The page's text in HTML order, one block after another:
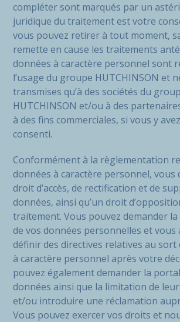
compléter sont marqués par un
juridique du traitement est votre
vous pouvez retirer à tout moment,
remette en cause les traitements
données à caractère personnel sont
l’usage du groupe HUTCHINSON et
transmises qu’à des sociétés du
HUTCHINSON et/ou à des
à des fins commerciales, si vous y
consenti.
Conformément à la règlementation
données à caractère personnel, vous
droit d’accès, de rectification et de
données, ainsi qu’un droit
traitement. Vous pouvez demander
de vos données personnelles et vous
définir des directives relatives au sort
à caractère personnel après votre
pouvez également demander la
données ainsi que la limitation de
et/ou introduire une réclamation
Vous pouvez exercer vos droits et